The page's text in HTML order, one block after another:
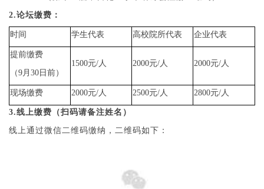
2.论坛缴费：
时间 学生代表 高校院所代表 企业代表
提前缴费
（9月30日前）
1500元/人 2000元/人 2000元/人
现场缴费 2000元/人 2500元/人 2800元/人
3.线上缴费（扫码请备注姓名）
线上通过微信二维码缴纳，二维码如下：